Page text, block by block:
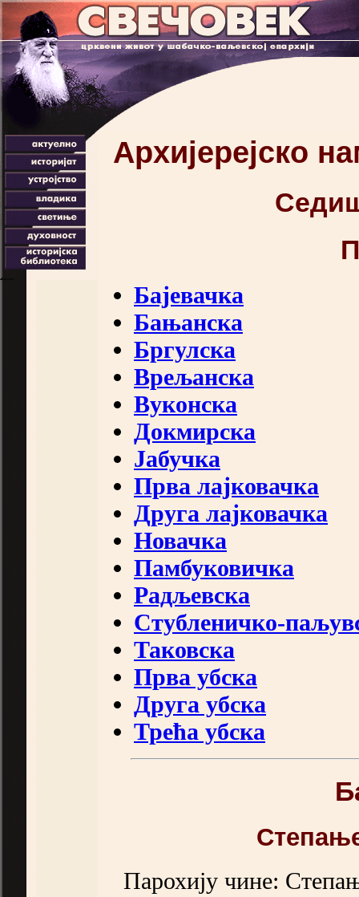
Архијерејско
Бајевачка
Бањанска
Бргулска
Врељанска
Вуконска
Докмирска
Јабучка
Прва лајковачка
Друга лајковачка
Новачка
Памбуковичка
Радљевска
Стубленичко-
Таковска
Прва убска
Друга убска
Трећа убска
Парохију чине: